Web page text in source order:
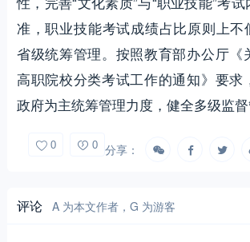
准，职业技能考试成绩占比原则上不
省级统筹管理。按照教育部办公厅《
高职院校分类考试工作的通知》要求
政府为主统筹管理力度，健全多级监督
0 0 分享：
评论 A 为本文作者，G 为游客